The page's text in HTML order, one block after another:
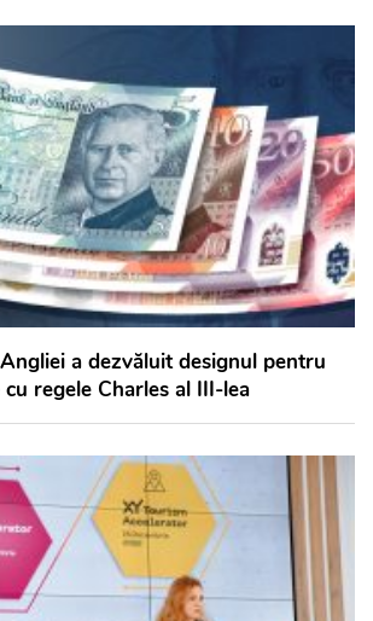
a dezvăluit designul pentru
regele Charles al III-lea